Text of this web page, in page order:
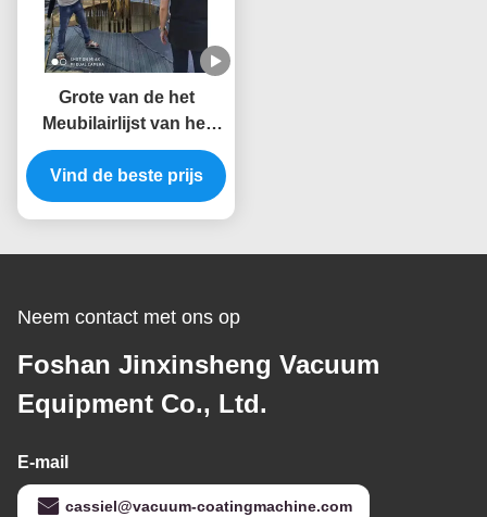
Grote van de het
Meubilairlijst van het
Capaciteitsroestvrije
staal Gouden PVD de
Vacuümdeklaagmachine
Vind de beste prijs
Neem contact met ons op
Foshan Jinxinsheng Vacuum
Equipment Co., Ltd.
E-mail
cassiel@vacuum-coatingmachine.com